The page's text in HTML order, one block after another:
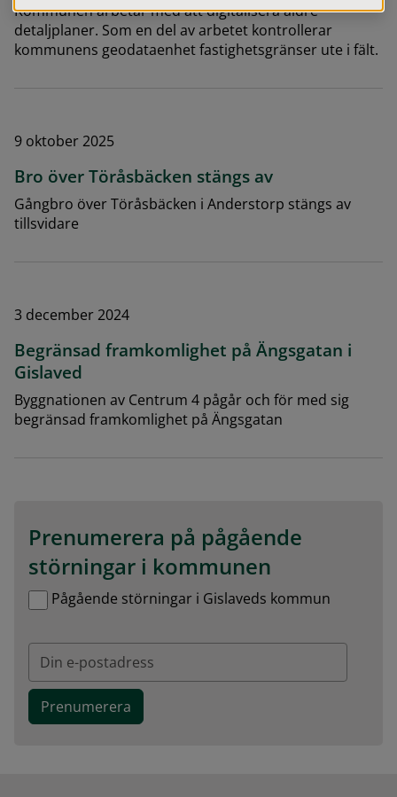
Kommunen arbetar med att digitalisera äldre
detaljplaner. Som en del av arbetet kontrollerar
kommunens geodataenhet fastighetsgränser ute i fält.
9 oktober 2025
Bro över Töråsbäcken stängs av
Gångbro över Töråsbäcken i Anderstorp stängs av
tillsvidare
3 december 2024
Begränsad framkomlighet på Ängsgatan i
Gislaved
Byggnationen av Centrum 4 pågår och för med sig
begränsad framkomlighet på Ängsgatan
Prenumerera på pågående
störningar i kommunen
Hantera prenumerationer
Pågående störningar i Gislaveds kommun
Din e-postadress